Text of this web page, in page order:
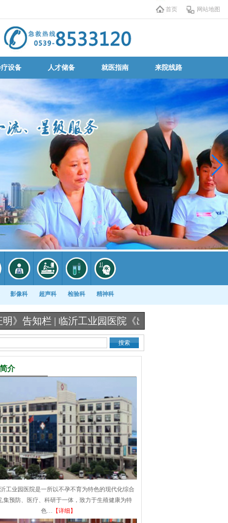
首页 网站地图
设备 人才储备 就医指南 来院线路
影像科 超声科 检验科 精神科
临沂工业园医院《出生医学证明》办理流程图 |
介
工业园医院是一所以不孕不育为特色的现代化综合
,集预防、医疗、科研于一体，致力于生殖健康为特
色… 【详细】